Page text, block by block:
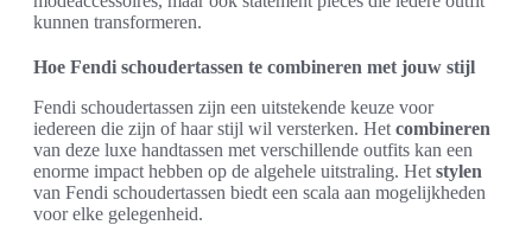
kunnen transformeren.
Hoe Fendi schoudertassen te combineren met jouw stijl
Fendi schoudertassen zijn een uitstekende keuze voor
iedereen die zijn of haar stijl wil versterken. Het combineren
van deze luxe handtassen met verschillende outfits kan een
enorme impact hebben op de algehele uitstraling. Het stylen
van Fendi schoudertassen biedt een scala aan mogelijkheden
voor elke gelegenheid.